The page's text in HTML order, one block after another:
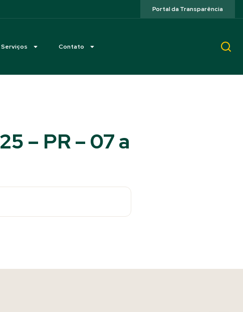
Portal da Transparência
Contato
– PR – 07 a